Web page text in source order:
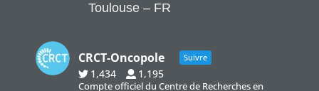
Toulouse – FR
CRCT-Oncopole Suivre
1,434 1,195
Compte officiel du Centre de Recherches en